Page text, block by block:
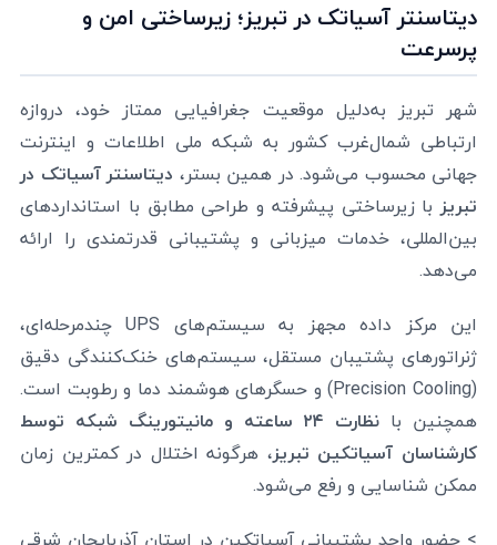
دیتاسنتر آسیاتک در تبریز؛ زیرساختی امن و
پرسرعت
شهر تبریز به‌دلیل موقعیت جغرافیایی ممتاز خود، دروازه
ارتباطی شمال‌غرب کشور به شبکه ملی اطلاعات و اینترنت
جهانی محسوب می‌شود. در همین بستر، دیتاسنتر آسیاتک در
تبریزبا زیرساختی پیشرفته و طراحی مطابق با استانداردهای
بین‌المللی، خدمات میزبانی و پشتیبانی قدرتمندی را ارائه
می‌دهد.
این مرکز داده مجهز به سیستم‌های UPS چندمرحله‌ای،
ژنراتورهای پشتیبان مستقل، سیستم‌های خنک‌کنندگی دقیق
(Precision Cooling) و حسگرهای هوشمند دما و رطوبت است.
همچنین با
نظارت ۲۴ ساعته و مانیتورینگ شبکه توسط
کارشناسان آسیاتکین تبریز، هرگونه اختلال در کمترین زمان
ممکن شناسایی و رفع می‌شود.